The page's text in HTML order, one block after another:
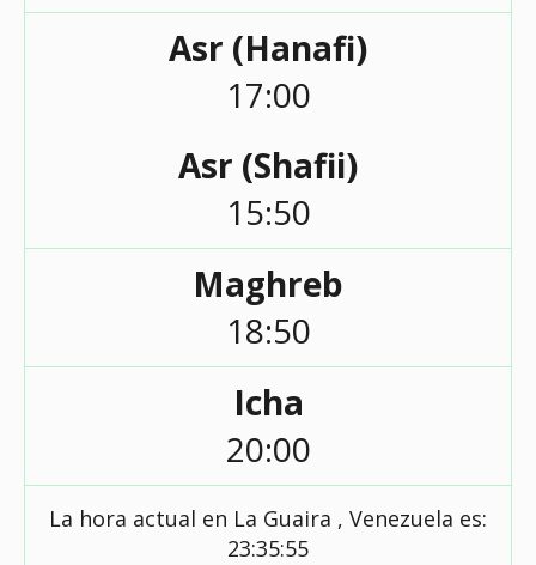
Asr (Hanafi)
17:00
Asr (Shafii)
15:50
Maghreb
18:50
Icha
20:00
La hora actual en La Guaira , Venezuela es:
23:35:56